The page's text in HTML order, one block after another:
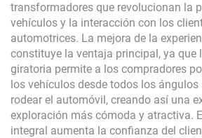
transformadores que revolucionan la
vehículos y la interacción con los
automotrices. La mejora de la
constituye la ventaja principal, ya que
giratoria permite a los compradores
los vehículos desde todos los ángulos
rodear el automóvil, creando así una
exploración más cómoda y atractiva.
integral aumenta la confianza del